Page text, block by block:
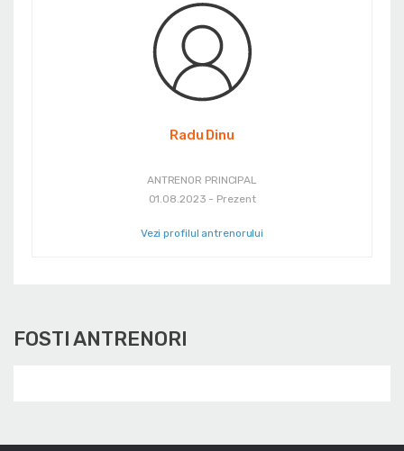
Radu Dinu
ANTRENOR PRINCIPAL
01.08.2023 - Prezent
Vezi profilul antrenorului
FOSTI ANTRENORI